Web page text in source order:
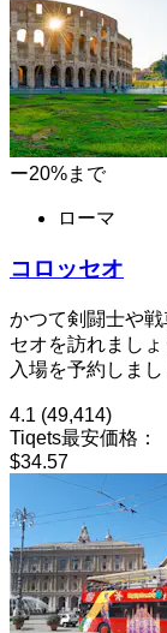
ー20%まで
ローマ
コロッセオ
かつて剣闘士や
セオを訪れまし
入場を予約しまし
4.1 (49,414)
Tiqets最安価格：
$34.57